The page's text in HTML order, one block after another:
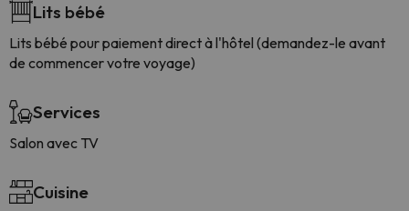
Lits bébé
Lits bébé pour paiement direct à l'hôtel (demandez-le avant
de commencer votre voyage)
Services
Salon avec TV
Cuisine